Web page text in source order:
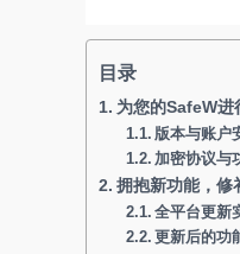
目录
为您的SafeW进
版本与账户
加密协议与
拥抱新功能，修
全平台更新
更新后的功